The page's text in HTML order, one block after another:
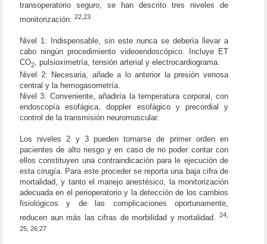
transoperatorio seguro, se han descrito tres niveles de
monitorización: 22,23
Nivel 1: Indispensable, sin este nunca se debería llevar a
cabo ningún procedimiento videoendoscópico. Incluye ET
CO2
, pulsioximetría, tensión arterial y electrocardiograma.
Nivel 2: Necesaria, añade a lo anterior la presión venosa
central y la hemogasometría.
Nivel 3: Conveniente, añadiría la temperatura corporal, con
endoscopía esofágica, doppler esofágico y precordial y
control de la transmisión neuromuscular.
Los niveles 2 y 3 pueden tornarse de primer orden en
pacientes de alto riesgo y en caso de no poder contar con
ellos constituyen una contraindicación para le ejecución de
esta cirugía. Para este proceder se reporta una baja cifra de
mortalidad, y tanto el manejo anestésico, la monitorización
adecuada en el perioperatorio y la detección de los cambios
fisiológicos y de las complicaciones oportunamente,
reducen aun más las cifras de morbilidad y mortalidad.
24,
25, 26,27